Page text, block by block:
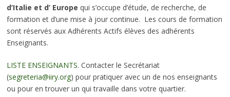
d’Italie et d’ Europe qui s’occupe d’étude, de recherche, de
formation et d’une mise à jour continue. Les cours de formation
sont réservés aux Adhérents Actifs élèves des adhérents
Enseignants.
LISTE ENSEIGNANTS. Contacter le Secrétariat
(segreteria@iiry.org) pour pratiquer avec un de nos enseignants
ou pour en trouver un qui travaille dans votre quartier.